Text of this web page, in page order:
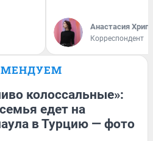
Анастасия
Корреспондент
колоссальные»:
едет на
в Турцию — фото